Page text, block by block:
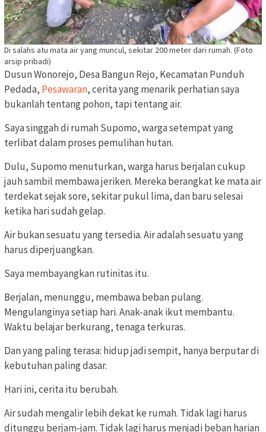
Di salahs atu mata air yang muncul, sekitar 200 meter dari rumah. (Foto
arsip pribadi)
Dusun Wonorejo, Desa Bangun Rejo, Kecamatan Punduh
Pedada, Pesawaran, cerita yang menarik perhatian saya
bukanlah tentang pohon, tapi tentang air.
Saya singgah di rumah Supomo, warga setempat yang
terlibat dalam proses pemulihan hutan.
Dulu, Supomo menuturkan, warga harus berjalan cukup
jauh sambil membawa jeriken. Mereka berangkat ke mata air
terdekat sejak sore, sekitar pukul lima, dan baru selesai
ketika hari sudah gelap.
Air bukan sesuatu yang tersedia. Air adalah sesuatu yang
harus diperjuangkan.
Saya membayangkan rutinitas itu.
Berjalan, menunggu, membawa beban pulang.
Mengulanginya setiap hari. Anak-anak ikut membantu.
Waktu belajar berkurang, tenaga terkuras.
Dan yang paling terasa: hidup jadi sempit, hanya berputar di
kebutuhan paling dasar.
Hari ini, cerita itu berubah.
Air sudah mengalir lebih dekat ke rumah. Tidak lagi harus
ditunggu berjam-jam. Tidak lagi harus menjadi beban harian